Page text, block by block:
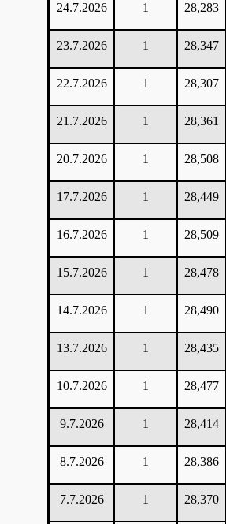
24.7.2026 1 28,283
23.7.2026 1 28,347
22.7.2026 1 28,307
21.7.2026 1 28,361
20.7.2026 1 28,508
17.7.2026 1 28,449
16.7.2026 1 28,509
15.7.2026 1 28,478
14.7.2026 1 28,490
13.7.2026 1 28,435
10.7.2026 1 28,477
9.7.2026 1 28,414
8.7.2026 1 28,386
7.7.2026 1 28,370